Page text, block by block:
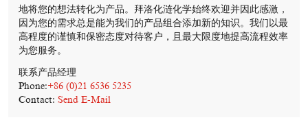
地将您的想法转化为产品。拜洛化涟化学始终欢迎并因此感激，
因为您的需求总是能为我们的产品组合添加新的知识。我们以最
高程度的谨慎和保密态度对待客户，且最大限度地提高流程效率
为您服务。
联系产品经理
Phone:+86 (0)21 6536 5235
Contact: Send E-Mail